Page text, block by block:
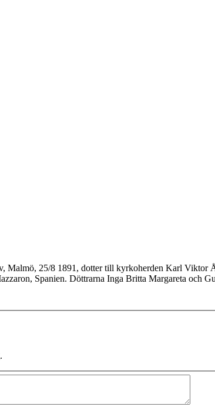
Malmö, 25/8 1891, dotter till kyrkoherden Karl Viktor
och Gunvor Maj-Britt. Svägerska till Gösta Hyltén-Cavallius (1889-1975)